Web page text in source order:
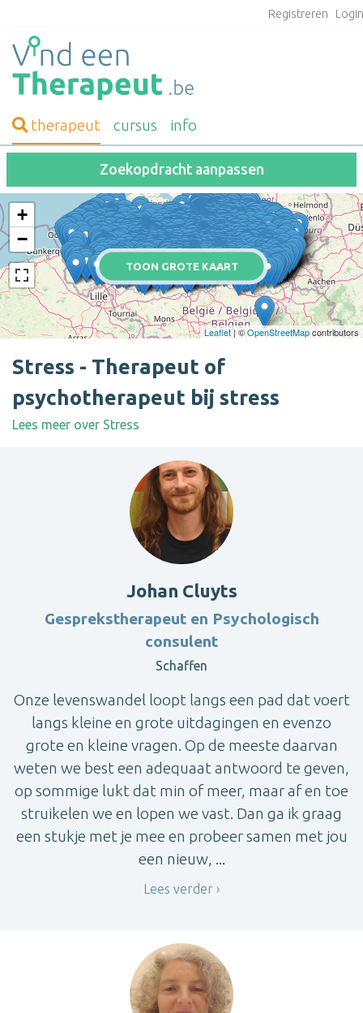
Registreren
therapeut cursus info
Zoekopdracht aanpassen
TOON GROTE KAART
+
−
Leaflet| ©OpenStreetMapcontributors
Stress - Therapeut of
psychotherapeut bij stress
Lees meer over Stress
Johan Cluyts
Gesprekstherapeut en Psychologisch
consulent
Schaffen
Onze levenswandel loopt langs een pad dat voert
langs kleine en grote uitdagingen en evenzo
grote en kleine vragen. Op de meeste daarvan
weten we best een adequaat antwoord te geven,
op sommige lukt dat min of meer, maar af en toe
struikelen we en lopen we vast. Dan ga ik graag
een stukje met je mee en probeer samen met jou
een nieuw, ...
Lees verder